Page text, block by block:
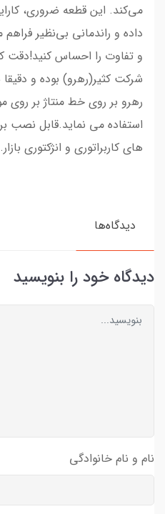
می‌کند. این قطعه ضروری،
داده و راندمانی بی‌نظیر
و تفاوت را احساس کنید!دقت
شرکت کثیر(رهرو) بوده و
رهرو بر روی خط منتاژ بر
استفاده می نماید.قابل نصب
های کاربراتوری و انژکتوری بازار.
دیدگاه‌ها
دیدگاه خود را بنویسید
نام و نام خانوادگی